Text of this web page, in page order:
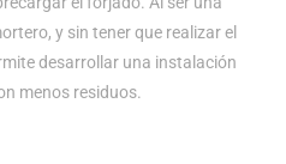
y sin tener que realizar el
desarrollar una instalación
menos residuos.